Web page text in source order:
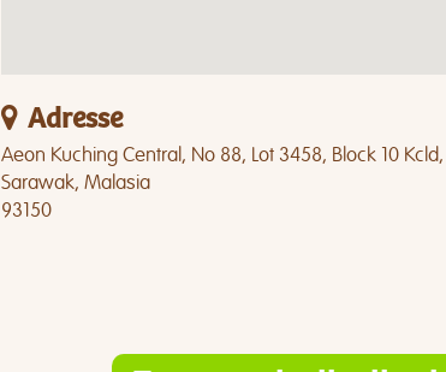
Adresse
Aeon Kuching Central, No 88, Lot 3458, Block 10
Sarawak, Malasia
93150